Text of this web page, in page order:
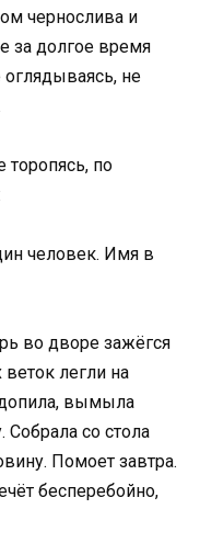
чернослива и
за долгое время
оглядываясь, не
торопясь, по
человек. Имя в
во дворе зажёгся
легли на
вымыла
Собрала со стола
Помоет завтра.
бесперебойно,